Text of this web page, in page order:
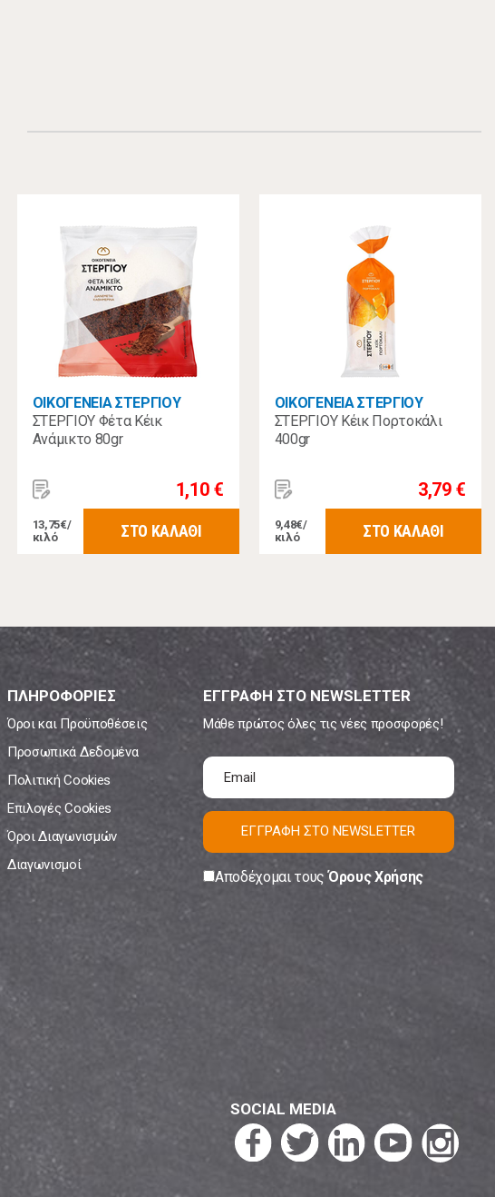
ΟΙΚΟΓΕΝΕΙΑ ΣΤΕΡΓΙΟΥ
ΣΤΕΡΓΙΟΥ Φέτα Κέικ
Ανάμικτο 80gr
1,10 €
13,75€/
κιλό
ΣΤΟ ΚΑΛΑΘΙ
ΟΙΚΟΓΕΝΕΙΑ ΣΤΕΡΓΙΟΥ
ΣΤΕΡΓΙΟΥ Κέικ Πορτοκάλι
400gr
3,79 €
9,48€/
κιλό
ΣΤΟ ΚΑΛΑΘΙ
ΠΛΗΡΟΦΟΡΙΕΣ
Όροι και Προϋποθέσεις
Προσωπικά Δεδομένα
Πολιτική Cookies
Επιλογές Cookies
Όροι Διαγωνισμών
Διαγωνισμοί
ΕΓΓΡΑΦΗ ΣΤΟ NEWSLETTER
Μάθε πρώτος όλες τις νέες προσφορές!
ΕΓΓΡΑΦΗ ΣΤΟ NEWSLETTER
Αποδέχομαι τουςΌρους Χρήσης
SOCIAL MEDIA